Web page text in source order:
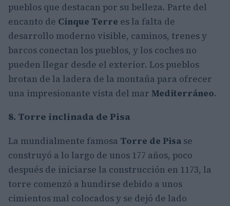
pueblos que destacan por su belleza. Parte del
encanto de Cinque Terre es la falta de
desarrollo moderno visible, caminos, trenes y
barcos conectan los pueblos, y los coches no
pueden llegar desde el exterior. Los pueblos
brotan de la ladera de la montaña para ofrecer
una impresionante vista del mar Mediterráneo.
8. Torre inclinada de Pisa
La mundialmente famosa Torre de Pisa se
construyó a lo largo de unos 177 años, poco
después de iniciarse la construcción en 1173, la
torre comenzó a hundirse debido a unos
cimientos mal colocados y se dejó de lado